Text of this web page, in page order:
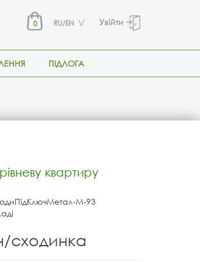
0 RU/EN Увійти
ПІДЛОГА
квартиру
М-93
сходинка